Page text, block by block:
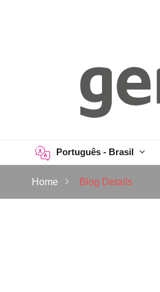
Português - Brasil
Home Blog Details